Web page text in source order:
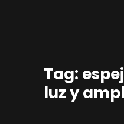
Tag:
luz y